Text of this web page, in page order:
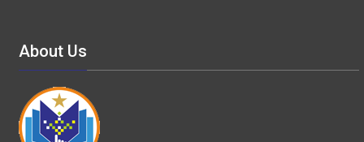
About Us